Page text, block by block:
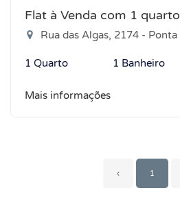
Flat à Venda com 1
Rua das Algas, 2174 -
1 Quarto 1 Banheiro
Mais informações
‹ 1